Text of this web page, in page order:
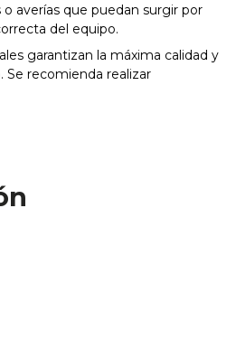
o averías que puedan surgir por
del equipo.
garantizan la máxima calidad y
recomienda realizar